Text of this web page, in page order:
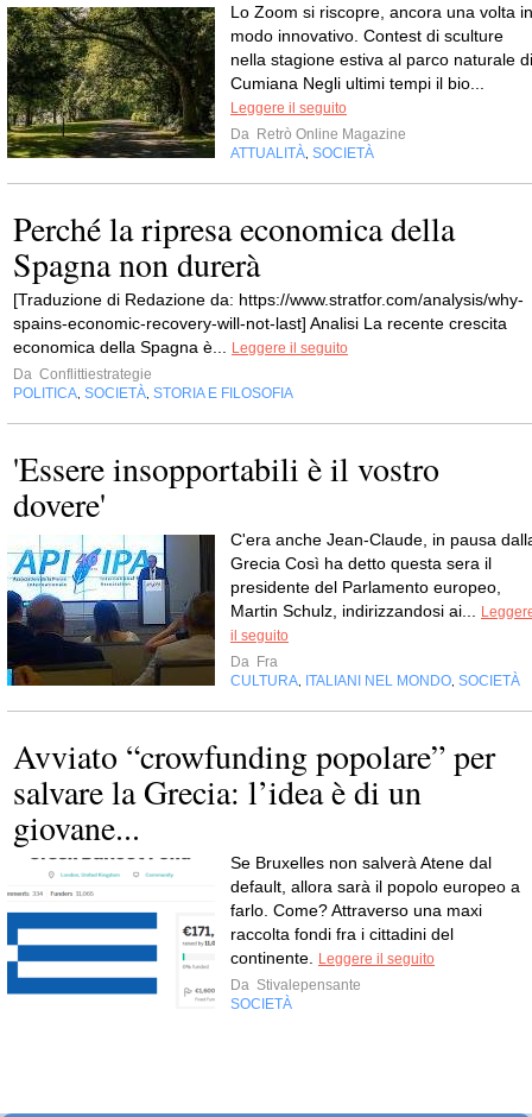
Lo Zoom si riscopre, ancora una volta in
modo innovativo. Contest di sculture
nella stagione estiva al parco naturale di
Cumiana Negli ultimi tempi il bio...
Leggere il seguito
Da Retrò Online Magazine
ATTUALITÀ SOCIETÀ
Perché la ripresa economica della
Spagna non durerà
[Traduzione di Redazione da: https://www.stratfor.com/analysis/why-
spains-economic-recovery-will-not-last] Analisi La recente crescita
economica della Spagna è...
Leggere il seguito
Da Conflittiestrategie
POLITICA SOCIETÀ STORIA E FILOSOFIA
'Essere insopportabili è il vostro
dovere'
C'era anche Jean-Claude, in pausa
Grecia Così ha detto questa sera il
presidente del Parlamento europeo,
Martin Schulz, indirizzandosi ai...
il seguito
Da Fra
CULTURA
ITALIANI NEL MONDO SOCIETÀ
Avviato “crowfunding popolare” per
salvare la Grecia: l’idea è di un
giovane...
Se Bruxelles non salverà Atene dal
default, allora sarà il popolo europeo a
farlo. Come? Attraverso una maxi
raccolta fondi fra i cittadini del
continente.
Leggere il seguito
Da Stivalepensante
SOCIETÀ